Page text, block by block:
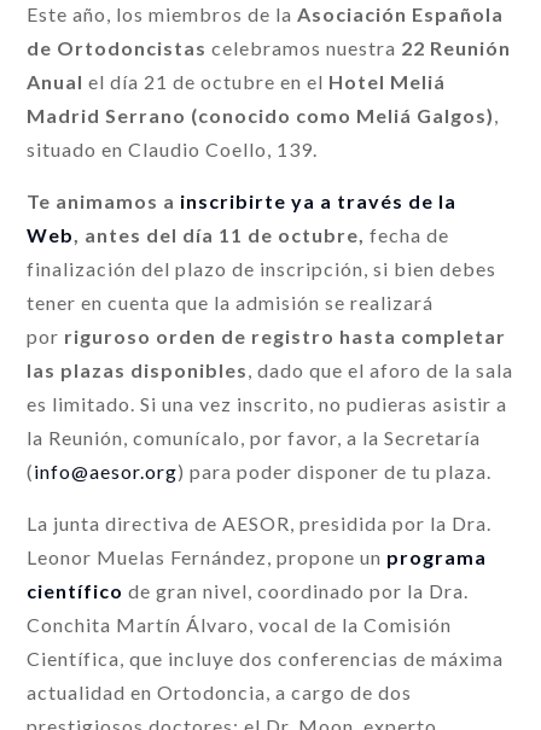
Este año, los miembros de la Asociación Española
de Ortodoncistas celebramos nuestra 22 Reunión
Anual el día 21 de octubre en el Hotel Meliá
Madrid Serrano (conocido como Meliá Galgos),
situado en Claudio Coello, 139.
Te animamos a inscribirte ya a través de la
Web, antes del día 11 de octubre, fecha de
finalización del plazo de inscripción, si bien debes
tener en cuenta que la admisión se realizará
por riguroso orden de registro hasta completar
las plazas disponibles, dado que el aforo de la sala
es limitado. Si una vez inscrito, no pudieras asistir a
la Reunión, comunícalo, por favor, a la Secretaría
(info@aesor.org) para poder disponer de tu plaza.
La junta directiva de AESOR, presidida por la Dra.
Leonor Muelas Fernández, propone un programa
científico de gran nivel, coordinado por la Dra.
Conchita Martín Álvaro, vocal de la Comisión
Científica, que incluye dos conferencias de máxima
actualidad en Ortodoncia, a cargo de dos